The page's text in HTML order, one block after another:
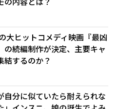
大ヒットコメディ映画『最凶
の続編制作が決定、主要キャ
結するのか？
自分に似ていたら耐えられな